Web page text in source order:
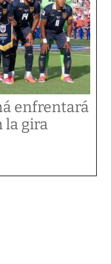
enfrentará
la gira